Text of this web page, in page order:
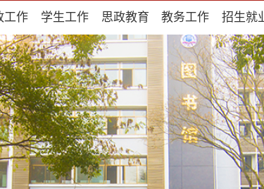
工作 学生工作 思政教育 教务工作 招生就